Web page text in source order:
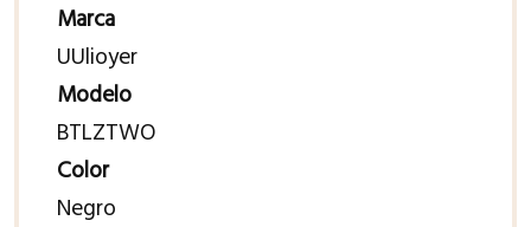
Marca
UUlioyer
Modelo
BTLZTWO
Color
Negro